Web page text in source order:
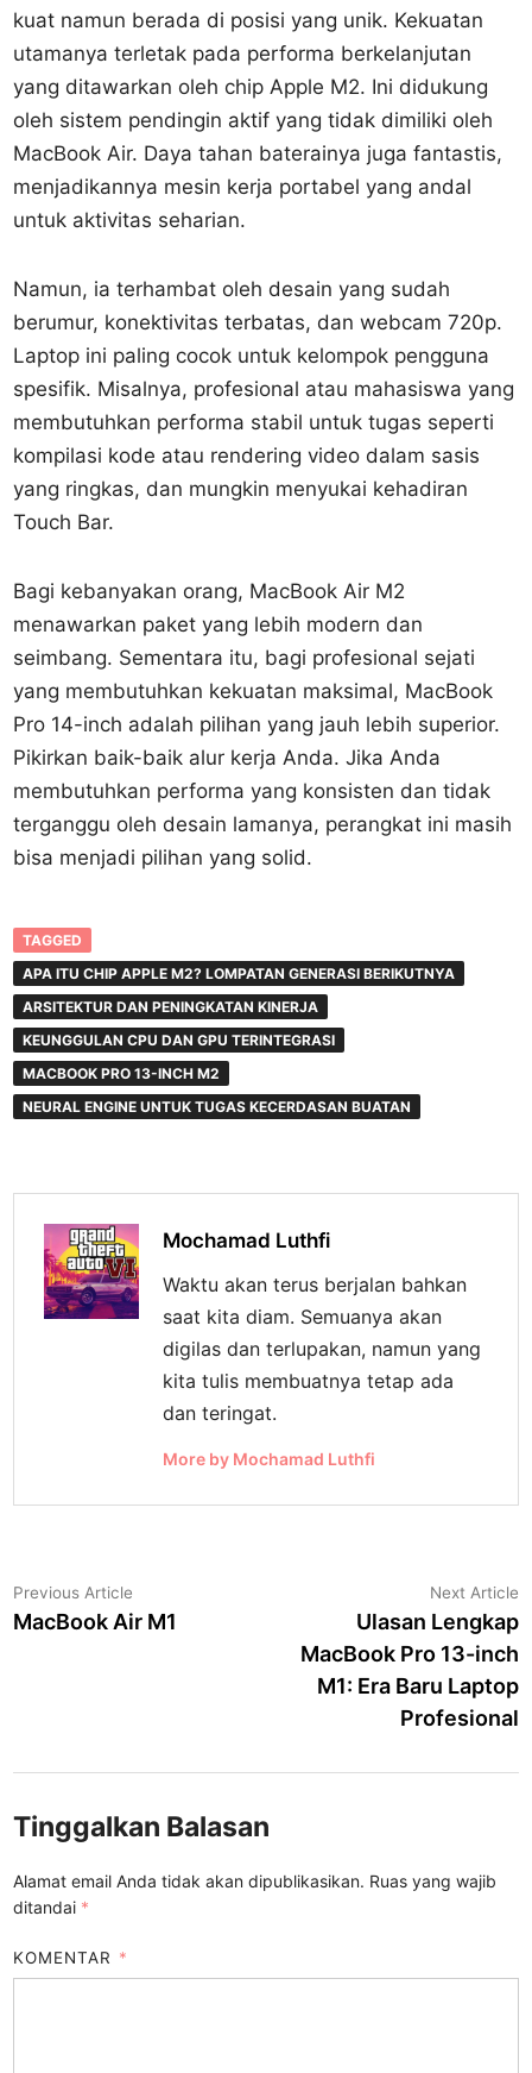
kuat namun berada di posisi yang unik. Kekuatan
utamanya terletak pada performa berkelanjutan
yang ditawarkan oleh chip Apple M2. Ini didukung
oleh sistem pendingin aktif yang tidak dimiliki oleh
MacBook Air. Daya tahan baterainya juga fantastis,
menjadikannya mesin kerja portabel yang andal
untuk aktivitas seharian.
Namun, ia terhambat oleh desain yang sudah
berumur, konektivitas terbatas, dan webcam 720p.
Laptop ini paling cocok untuk kelompok pengguna
spesifik. Misalnya, profesional atau mahasiswa yang
membutuhkan performa stabil untuk tugas seperti
kompilasi kode atau rendering video dalam sasis
yang ringkas, dan mungkin menyukai kehadiran
Touch Bar.
Bagi kebanyakan orang, MacBook Air M2
menawarkan paket yang lebih modern dan
seimbang. Sementara itu, bagi profesional sejati
yang membutuhkan kekuatan maksimal, MacBook
Pro 14-inch adalah pilihan yang jauh lebih superior.
Pikirkan baik-baik alur kerja Anda. Jika Anda
membutuhkan performa yang konsisten dan tidak
terganggu oleh desain lamanya, perangkat ini masih
bisa menjadi pilihan yang solid.
TAGGED
APA ITU CHIP APPLE M2? LOMPATAN GENERASI BERIKUTNYA
ARSITEKTUR DAN PENINGKATAN KINERJA
KEUNGGULAN CPU DAN GPU TERINTEGRASI
MACBOOK PRO 13-INCH M2
NEURAL ENGINE UNTUK TUGAS KECERDASAN BUATAN
Mochamad Luthfi
Waktu akan terus berjalan bahkan
saat kita diam. Semuanya akan
digilas dan terlupakan, namun yang
kita tulis membuatnya tetap ada
dan teringat.
More by Mochamad Luthfi
Navigasi
pos
Previous Article
article:
MacBook Air M1
Next Article
Ulasan Lengkap
MacBook Pro 13-inch
M1: Era Baru Laptop
Profesional
Tinggalkan Balasan
Alamat email Anda tidak akan dipublikasikan. Ruas yang wajib
ditandai *
KOMENTAR *